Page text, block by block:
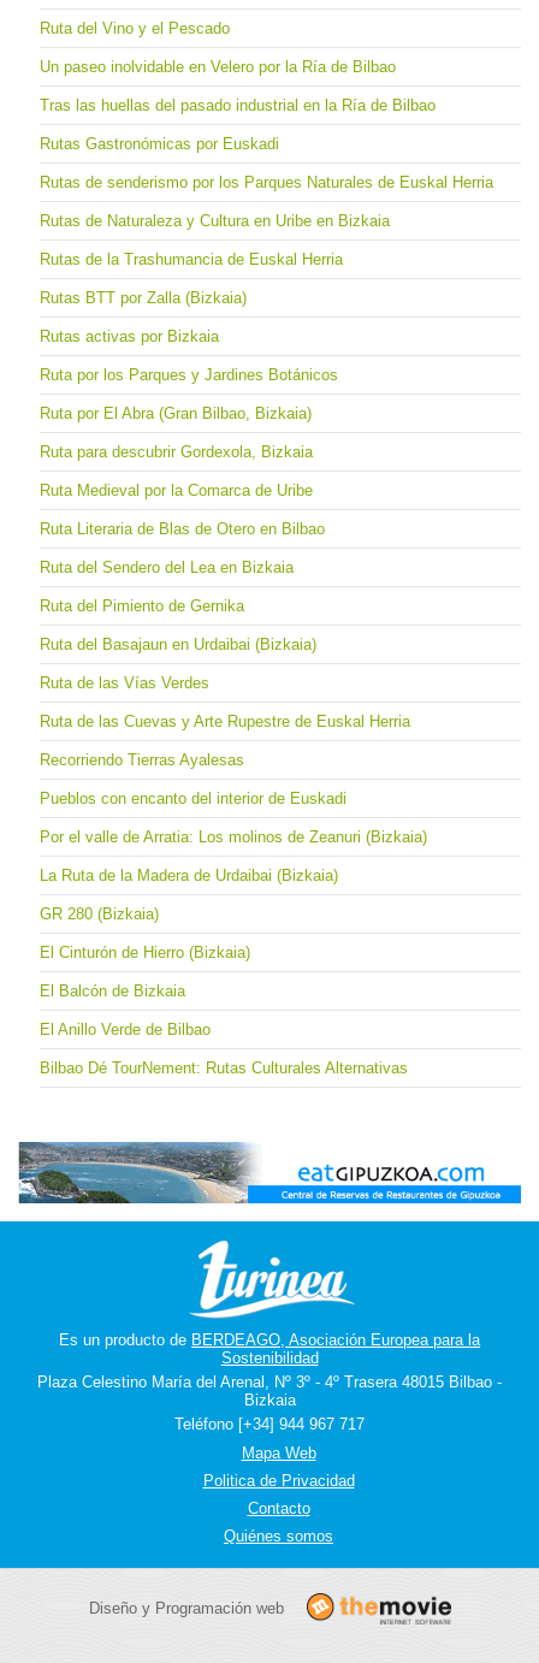
Ruta del Vino y el Pescado
Un paseo inolvidable en Velero por la Ría de Bilbao
Tras las huellas del pasado industrial en la Ría de Bilbao
Rutas Gastronómicas por Euskadi
Rutas de senderismo por los Parques Naturales de Euskal Herria
Rutas de Naturaleza y Cultura en Uribe en Bizkaia
Rutas de la Trashumancia de Euskal Herria
Rutas BTT por Zalla (Bizkaia)
Rutas activas por Bizkaia
Ruta por los Parques y Jardines Botánicos
Ruta por El Abra (Gran Bilbao, Bizkaia)
Ruta para descubrir Gordexola, Bizkaia
Ruta Medieval por la Comarca de Uribe
Ruta Literaria de Blas de Otero en Bilbao
Ruta del Sendero del Lea en Bizkaia
Ruta del Pimiento de Gernika
Ruta del Basajaun en Urdaibai (Bizkaia)
Ruta de las Vías Verdes
Ruta de las Cuevas y Arte Rupestre de Euskal Herria
Recorriendo Tierras Ayalesas
Pueblos con encanto del interior de Euskadi
Por el valle de Arratia: Los molinos de Zeanuri (Bizkaia)
La Ruta de la Madera de Urdaibai (Bizkaia)
GR 280 (Bizkaia)
El Cinturón de Hierro (Bizkaia)
El Balcón de Bizkaia
El Anillo Verde de Bilbao
Bilbao Dé TourNement: Rutas Culturales Alternativas
Es un producto de BERDEAGO, Asociación Europea para la
Sostenibilidad
Plaza Celestino María del Arenal, Nº 3º - 4º Trasera 48015 Bilbao -
Bizkaia
Teléfono [+34] 944 967 717
Mapa Web
Politica de Privacidad
Contacto
Quiénes somos
Diseño y Programación web